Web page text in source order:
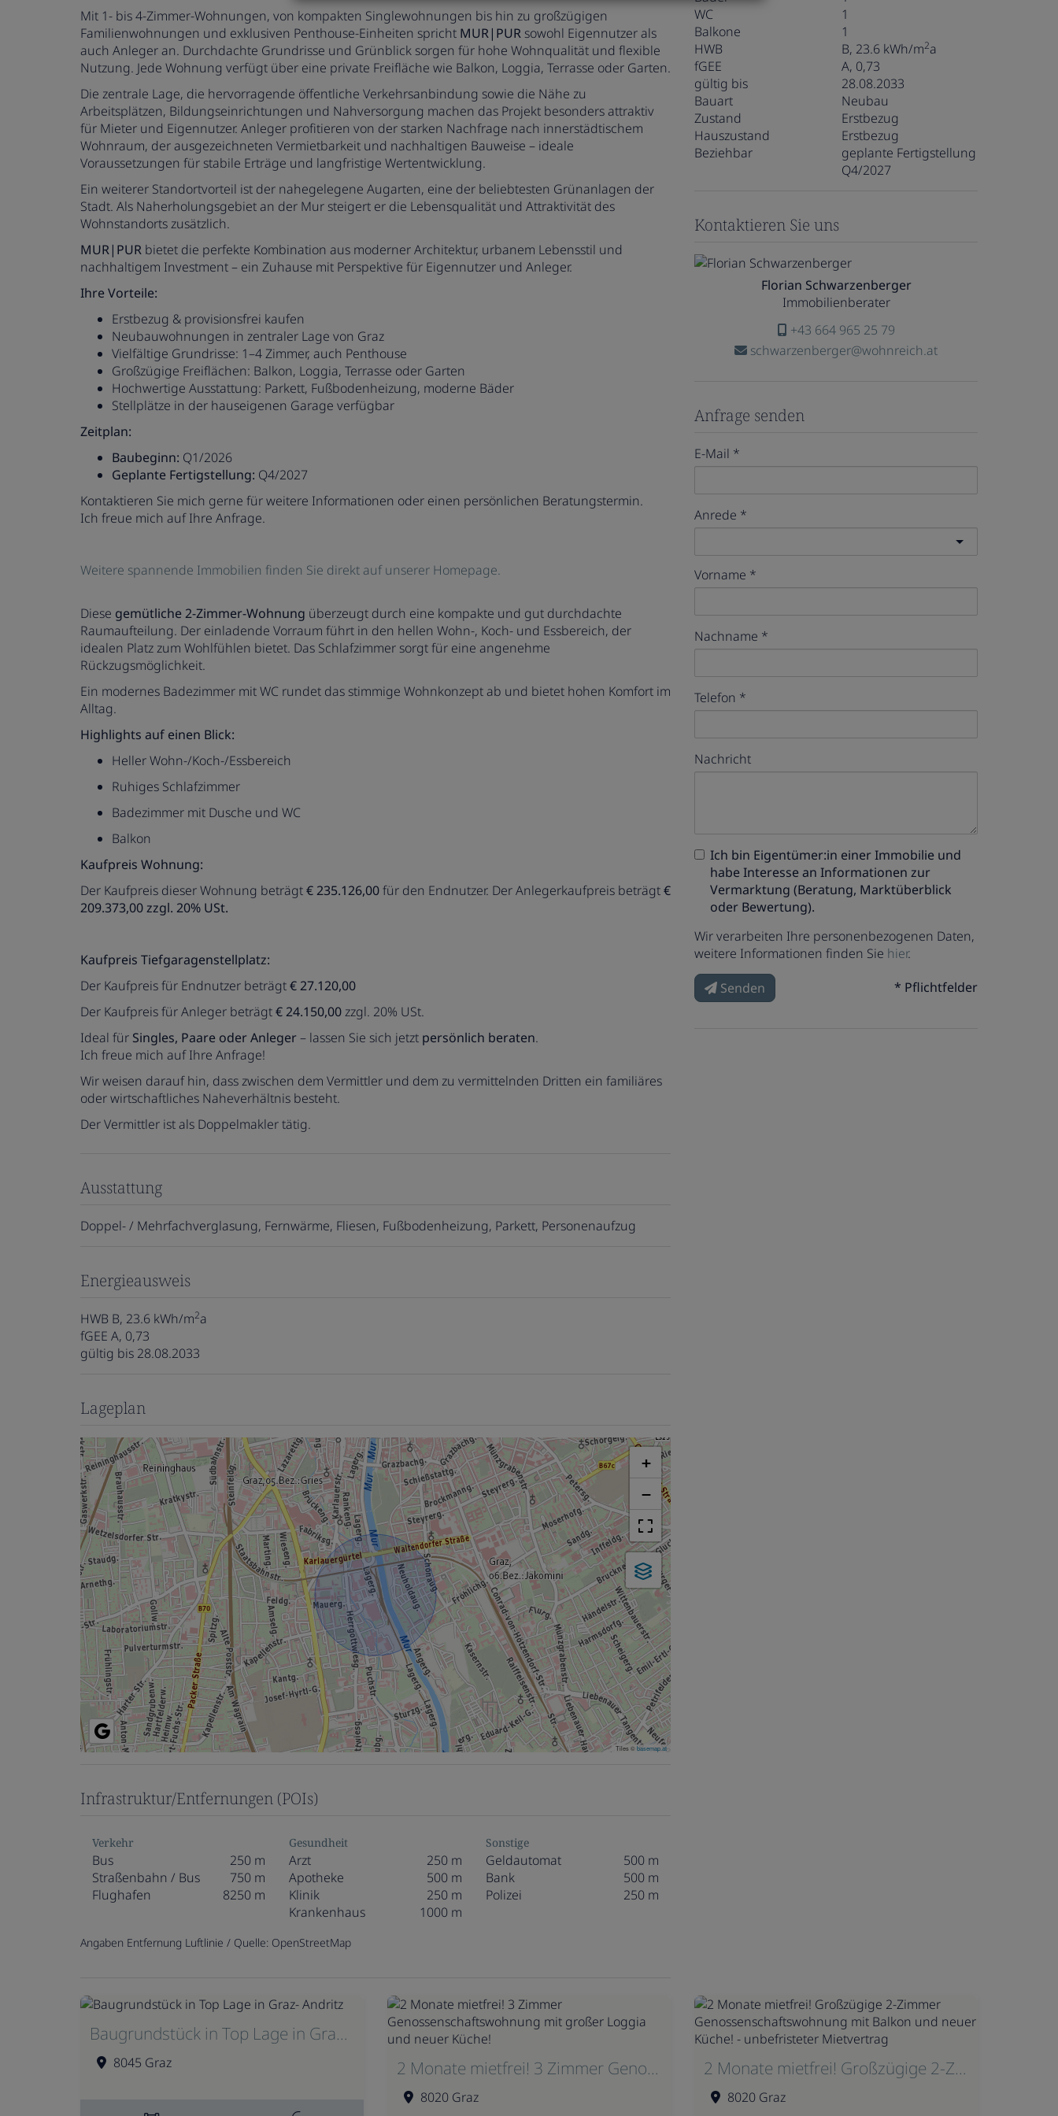
Mit 1- bis 4-Zimmer-Wohnungen, von kompakten Singlewohnungen bis hin zu großzügigen
Familienwohnungen und exklusiven Penthouse-Einheiten spricht MUR|PUR sowohl Eigennutzer als
auch Anleger an. Durchdachte Grundrisse und Grünblick sorgen für hohe Wohnqualität und flexible
Nutzung. Jede Wohnung verfügt über eine private Freifläche wie Balkon, Loggia, Terrasse oder Garten.
Die zentrale Lage, die hervorragende öffentliche Verkehrsanbindung sowie die Nähe zu
Arbeitsplätzen, Bildungseinrichtungen und Nahversorgung machen das Projekt besonders attraktiv
für Mieter und Eigennutzer. Anleger profitieren von der starken Nachfrage nach innerstädtischem
Wohnraum, der ausgezeichneten Vermietbarkeit und nachhaltigen Bauweise – ideale
Voraussetzungen für stabile Erträge und langfristige Wertentwicklung.
Ein weiterer Standortvorteil ist der nahegelegene Augarten, eine der beliebtesten Grünanlagen der
Stadt. Als Naherholungsgebiet an der Mur steigert er die Lebensqualität und Attraktivität des
Wohnstandorts zusätzlich.
MUR|PUR bietet die perfekte Kombination aus moderner Architektur, urbanem Lebensstil und
nachhaltigem Investment – ein Zuhause mit Perspektive für Eigennutzer und Anleger.
Ihre Vorteile:
Erstbezug & provisionsfrei kaufen
Neubauwohnungen in zentraler Lage von Graz
Vielfältige Grundrisse: 1–4 Zimmer, auch Penthouse
Großzügige Freiflächen: Balkon, Loggia, Terrasse oder Garten
Hochwertige Ausstattung: Parkett, Fußbodenheizung, moderne Bäder
Stellplätze in der hauseigenen Garage verfügbar
Zeitplan:
Baubeginn: Q1/2026
Geplante Fertigstellung: Q4/2027
Kontaktieren Sie mich gerne für weitere Informationen oder einen persönlichen Beratungstermin.
Ich freue mich auf Ihre Anfrage.
Weitere spannende Immobilien finden Sie direkt auf unserer Homepage.
Diese gemütliche 2-Zimmer-Wohnung überzeugt durch eine kompakte und gut durchdachte
Raumaufteilung. Der einladende Vorraum führt in den hellen Wohn-, Koch- und Essbereich, der
idealen Platz zum Wohlfühlen bietet. Das Schlafzimmer sorgt für eine angenehme
Rückzugsmöglichkeit.
Ein modernes Badezimmer mit WC rundet das stimmige Wohnkonzept ab und bietet hohen Komfort im
Alltag.
Highlights auf einen Blick:
Heller Wohn-/Koch-/Essbereich
Ruhiges Schlafzimmer
Badezimmer mit Dusche und WC
Balkon
Kaufpreis Wohnung:
Der Kaufpreis dieser Wohnung beträgt€ 235.126,00für den Endnutzer. Der Anlegerkaufpreis beträgt€
209.373,00 zzgl. 20% USt.
Kaufpreis Tiefgaragenstellplatz:
Der Kaufpreis für Endnutzer beträgt€ 27.120,00
Der Kaufpreis für Anleger beträgt€ 24.150,00zzgl. 20% USt.
Ideal für Singles, Paare oder Anleger– lassen Sie sich jetzt persönlich beraten.
Ich freue mich auf Ihre Anfrage!
Wir weisen darauf hin, dass zwischen dem Vermittler und dem zu vermittelnden Dritten ein familiäres
oder wirtschaftliches Naheverhältnis besteht.
Der Vermittler ist als Doppelmakler tätig.
Ausstattung
Doppel- / Mehrfachverglasung Fernwärme Fliesen Fußbodenheizung Parkett Personenaufzug
Energieausweis
HWB B, 23.6 kWh/m2a
fGEE A, 0,73
gültig bis 28.08.2033
Lageplan
+
−
Tiles ©basemap.at
Infrastruktur/Entfernungen (POIs)
Verkehr
Bus
250 m
Straßenbahn / Bus
750 m
Flughafen
8250 m
Gesundheit
Arzt
250 m
Apotheke
500 m
Klinik
250 m
Krankenhaus
1000 m
Sonstige
Geldautomat
500 m
Bank
500 m
Polizei
250 m
Angaben Entfernung Luftlinie / Quelle: OpenStreetMap
WC
1
Balkone
1
HWB
B, 23.6 kWh/m2a
fGEE
A, 0,73
gültig bis
28.08.2033
Bauart
Neubau
Zustand
Erstbezug
Hauszustand
Erstbezug
Beziehbar
geplante Fertigstellung
Q4/2027
Kontaktieren Sie uns
Florian Schwarzenberger
Immobilienberater
+43 664 965 25 79
schwarzenberger@wohnreich.at
Anfrage senden
E-Mail
Anrede
Vorname
Nachname
Telefon
Nachricht
Ich bin Eigentümer:in einer Immobilie und
habe Interesse an Informationen zur
Vermarktung (Beratung, Marktüberblick
oder Bewertung).
Wir verarbeiten Ihre personenbezogenen Daten,
weitere Informationen finden Sie hier.
Senden
* Pflichtfelder
Baugrundstück in Top Lage in Graz- Andritz
8045 Graz 2 Monate mietfrei! 3 Zimmer Genossenschaftswohnung mit großer Loggia und neuer Küche!
8020 Graz
2 Monate mietfrei! Großzügige 2-Zimmer Genossenschaftswohnung mit Balkon und neuer Küche! - unbefristeter Mietvertrag
8020 Graz